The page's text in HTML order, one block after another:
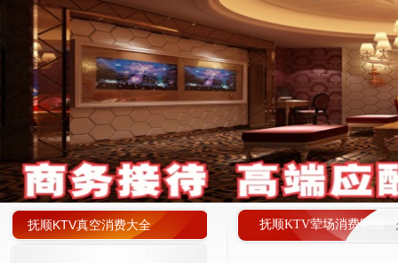
抚顺KTV荤场消费明细
抚顺KTV真空消费大全